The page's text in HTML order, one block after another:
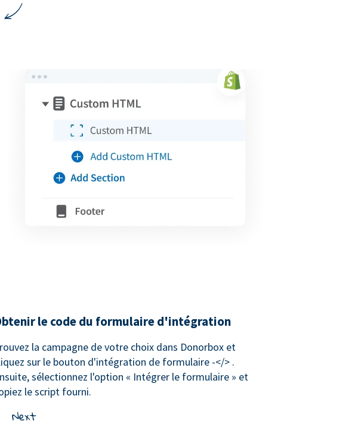
le code du formulaire d'intégration
la campagne de votre choix dans Donorbox et
sur le bouton d'intégration de formulaire -</> .
sélectionnez l'option « Intégrer le formulaire » et
le script fourni.